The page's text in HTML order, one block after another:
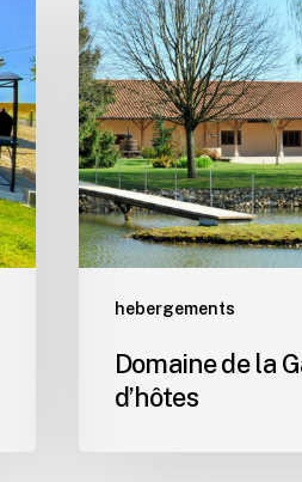
hebergements
Domaine de la
d’hôtes